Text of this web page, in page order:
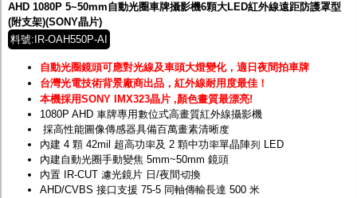
AHD 1080P 5~50mm自動光圈車牌攝影機6顆大LED紅外線遠距防護罩型
(附支架)(SONY晶片)
料號:IR-OAH550P-AI
自動光圈鏡頭可應對光線及車頭大燈變化，適日夜間拍車牌
台灣光電技術背景廠商出品，紅外線耐用度最佳！
本機採用SONY IMX323晶片 ,顏色畫質最漂亮!
1080P AHD 車牌專用數位式高畫質紅外線攝影機
採高性能圖像傳感器具備百萬畫素清晰度
內建 4 顆 42mil 超高功率及 2 顆中功率單晶陣列 LED
內建自動光圈手動變焦 5mm~50mm 鏡頭
內置 IR-CUT 濾光鏡片 日/夜間切換
AHD/CVBS 接口支援 75-5 同軸傳輸長達 500 米